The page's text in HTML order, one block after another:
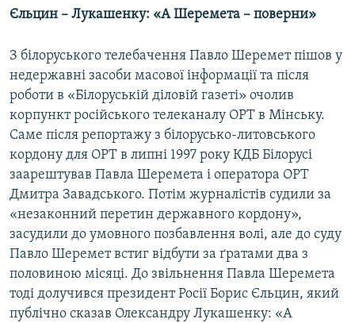
e
Єльцин – Лукашенку: «А Шеремета – поверни»
З білоруського телебачення Павло Шеремет пішов у
недержавні засоби масової інформації та після
роботи в «Білоруській діловій газеті» очолив
корпункт російського телеканалу ОРТ в Мінську.
Саме після репортажу з білорусько-литовського
кордону для ОРТ в липні 1997 року КДБ Білорусі
заарештував Павла Шеремета і оператора ОРТ
Дмитра Завадського. Потім журналістів судили за
«незаконний перетин державного кордону»,
засудили до умовного позбавлення волі, але до суду
Павло Шеремет встиг відбути за ґратами два з
половиною місяці. До звільнення Павла Шеремета
тоді долучився президент Росії Борис Єльцин, який
публічно сказав Олександру Лукашенку: «А